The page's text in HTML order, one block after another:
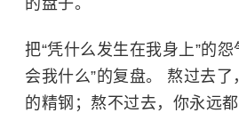
把“凭什么发生在我身上”的
会我什么”的复盘。 熬过去
的精钢；熬不过去，你永远